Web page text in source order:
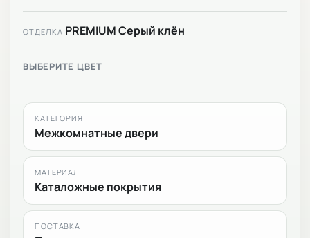
ОТДЕЛКА PREMIUM Серый клён
ВЫБЕРИТЕ ЦВЕТ
КАТЕГОРИЯ
Межкомнатные двери
МАТЕРИАЛ
Каталожные покрытия
ПОСТАВКА